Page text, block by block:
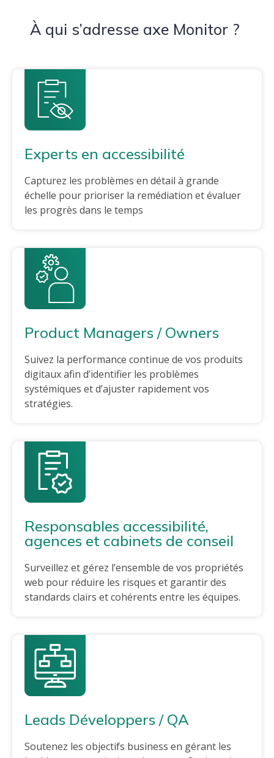
À qui s’adresse axe Monitor ?
Experts en accessibilité
Capturez les problèmes en détail à grande
échelle pour prioriser la remédiation et évaluer
les progrès dans le temps
Product Managers / Owners
Suivez la performance continue de vos produits
digitaux afin d’identifier les problèmes
systémiques et d’ajuster rapidement vos
stratégies.
Responsables accessibilité,
agences et cabinets de conseil
Surveillez et gérez l’ensemble de vos propriétés
web pour réduire les risques et garantir des
standards clairs et cohérents entre les équipes.
Leads Développers / QA
Soutenez les objectifs business en gérant les